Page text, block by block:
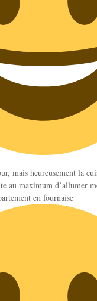
mais heureusement la
au maximum d’allumer
en fournaise